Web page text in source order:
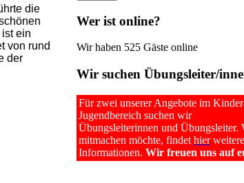
die
ein
von rund
der
Werist online?
Wir haben 525 Gäste online
Wirsuchen Übungsleiter/
Für zwei unserer Angebote im
Jugendbereich suchen wir
Übungsleiterinnen und Übungsleiter.
mitmachen möchte, findet hierweitere
Informationen. Wir freuen uns auf